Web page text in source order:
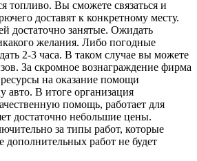
топливо. Вы сможете связаться и
доставят к конкретному месту.
достаточно занятые. Ожидать
желания. Либо погодные
2-3 часа. В таком случае вы можете
За скромное вознаграждение фирма
на оказание помощи
авто. В итоге организация
помощь, работает для
достаточно небольшие цены.
за типы работ, которые
работ не будет